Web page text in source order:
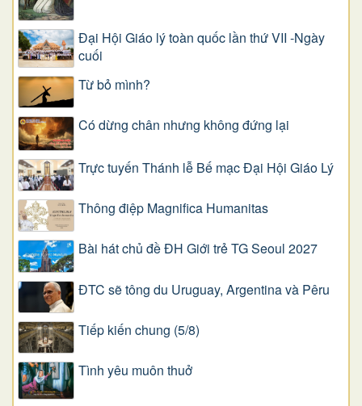
Đại Hội Giáo lý toàn quốc lần thứ VII -Ngày
cuối
Từ bỏ mình?
Có dừng chân nhưng không đứng lại
Trực tuyến Thánh lễ Bế mạc Đại Hội Giáo Lý
Thông điệp Magnifica Humanitas
Bài hát chủ đề ĐH Giới trẻ TG Seoul 2027
ĐTC sẽ tông du Uruguay, Argentina và Pêru
Tiếp kiến chung (5/8)
Tình yêu muôn thuở